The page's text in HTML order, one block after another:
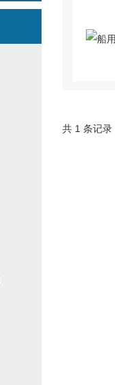
共 1 条记